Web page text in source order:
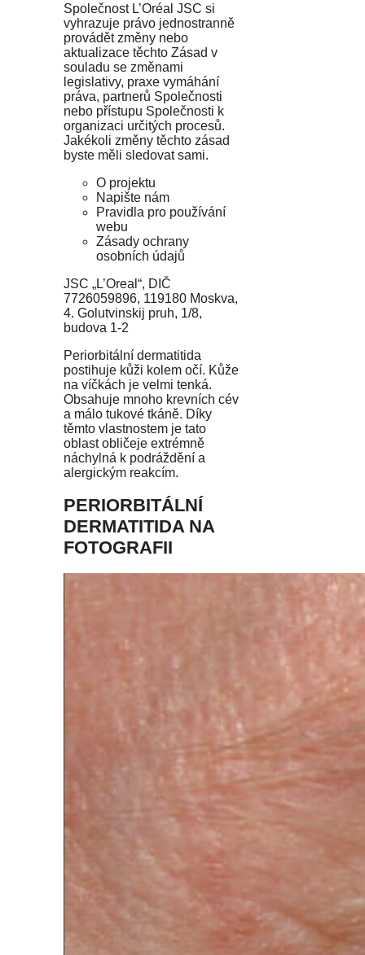
Společnost L’Oréal JSC si
vyhrazuje právo jednostranně
provádět změny nebo
aktualizace těchto Zásad v
souladu se změnami
legislativy, praxe vymáhání
práva, partnerů Společnosti
nebo přístupu Společnosti k
organizaci určitých procesů.
Jakékoli změny těchto zásad
byste měli sledovat sami.
O projektu
Napište nám
Pravidla pro používání
webu
Zásady ochrany
osobních údajů
JSC „L’Oreal“, DIČ
7726059896, 119180 Moskva,
4. Golutvinskij pruh, 1/8,
budova 1-2
Periorbitální dermatitida
postihuje kůži kolem očí. Kůže
na víčkách je velmi tenká.
Obsahuje mnoho krevních cév
a málo tukové tkáně. Díky
těmto vlastnostem je tato
oblast obličeje extrémně
náchylná k podráždění a
alergickým reakcím.
PERIORBITÁLNÍ
DERMATITIDA NA
FOTOGRAFII